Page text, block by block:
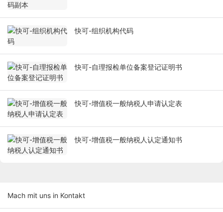
快可-组织机构代码
快可-自理报检单位备案登记证明书
快可-增值税一般纳税人申请认定表
快可-增值税一般纳税人认定通知书
Mach mit uns in Kontakt